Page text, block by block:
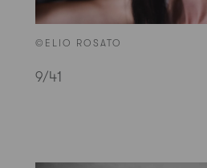
©ELIO ROSATO
9/41